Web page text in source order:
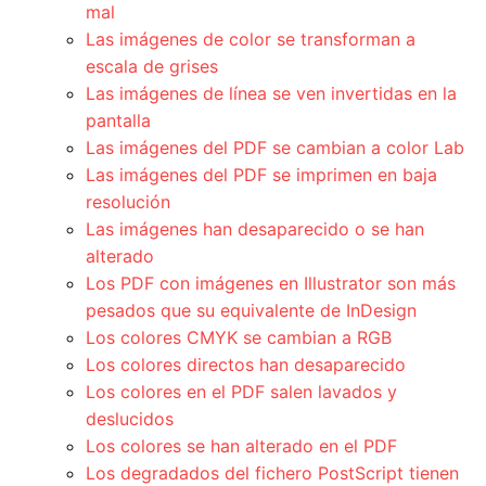
mal
Las imágenes de color se transforman a
escala de grises
Las imágenes de línea se ven invertidas en la
pantalla
Las imágenes del PDF se cambian a color Lab
Las imágenes del PDF se imprimen en baja
resolución
Las imágenes han desaparecido o se han
alterado
Los PDF con imágenes en Illustrator son más
pesados que su equivalente de InDesign
Los colores CMYK se cambian a RGB
Los colores directos han desaparecido
Los colores en el PDF salen lavados y
deslucidos
Los colores se han alterado en el PDF
Los degradados del fichero PostScript tienen